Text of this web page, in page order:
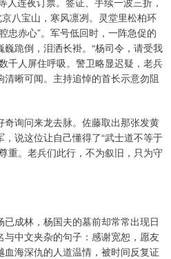
八宝山，寒风凛冽。灵堂里松柏环
忠赤心”。军号低回时，一阵急促的
跪倒，泪洒长褂。“杨司令，请受我
千人屏住呼吸。警卫略显迟疑，老兵
晰可闻。主持追悼的首长示意勿阻
询问来龙去脉。佐藤取出那张发黄
说这位让自己懂得了“武士道不等于
重。老兵们此行，不为叙旧，只为守
成林，杨国夫的墓前却常常出现日
中文夹杂的句子：感谢宽恕，愿友
海深仇的人道温情，被时间反复证